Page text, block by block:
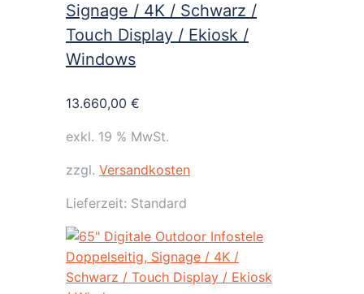
Signage / 4K / Schwarz /
Touch Display / Ekiosk /
Windows
13.660,00 €
exkl. 19 % MwSt.
zzgl. Versandkosten
Lieferzeit: Standard